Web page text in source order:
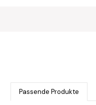
Passende Produkte